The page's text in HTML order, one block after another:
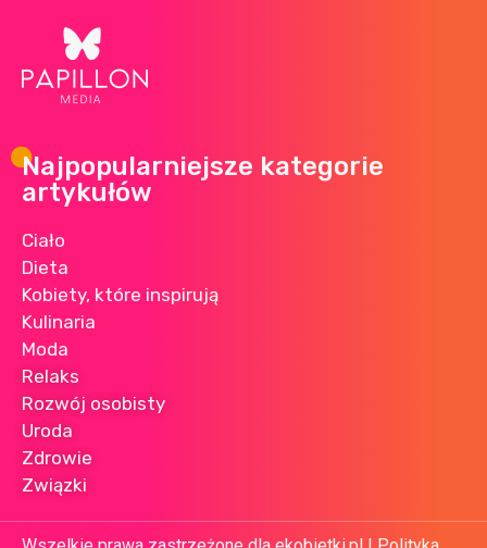
Najpopularniejsze kategorie
artykułów
Ciało
Dieta
Kobiety, które inspirują
Kulinaria
Moda
Relaks
Rozwój osobisty
Uroda
Zdrowie
Związki